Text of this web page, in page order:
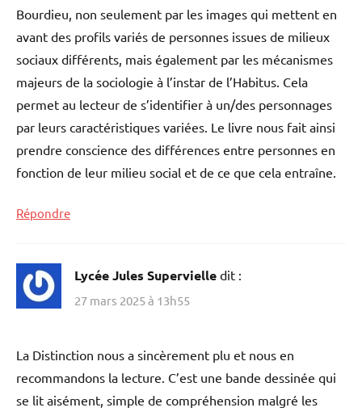
Bourdieu, non seulement par les images qui mettent en
avant des profils variés de personnes issues de milieux
sociaux différents, mais également par les mécanismes
majeurs de la sociologie à l’instar de l’Habitus. Cela
permet au lecteur de s’identifier à un/des personnages
par leurs caractéristiques variées. Le livre nous fait ainsi
prendre conscience des différences entre personnes en
fonction de leur milieu social et de ce que cela entraîne.
Répondre
Lycée Jules Supervielle dit :
27 mars 2025 à 13h55
La Distinction nous a sincèrement plu et nous en
recommandons la lecture. C’est une bande dessinée qui
se lit aisément, simple de compréhension malgré les